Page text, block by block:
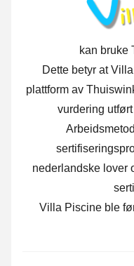
kan bruke
Dette betyr at
plattform av
vurdering
nederlandske lover
Villa Piscine ble